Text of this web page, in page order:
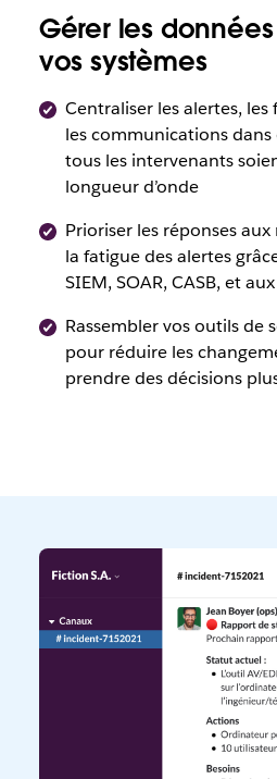
Gérer les
vos systèmes
Centraliser les alertes,
les communications
tous les intervenants
longueur d’onde
Prioriser les réponses
la fatigue des alertes
SIEM, SOAR, CASB, et
Rassembler vos outils de
pour réduire les
prendre des décisions